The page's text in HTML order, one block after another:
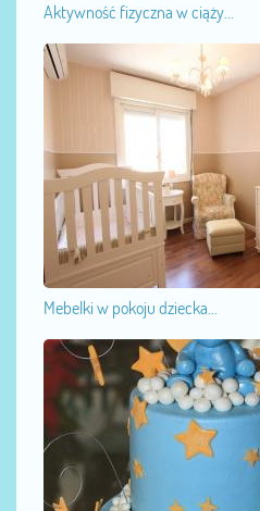
Aktywność fizyczna w ciąży...
Mebelki w pokoju dziecka...